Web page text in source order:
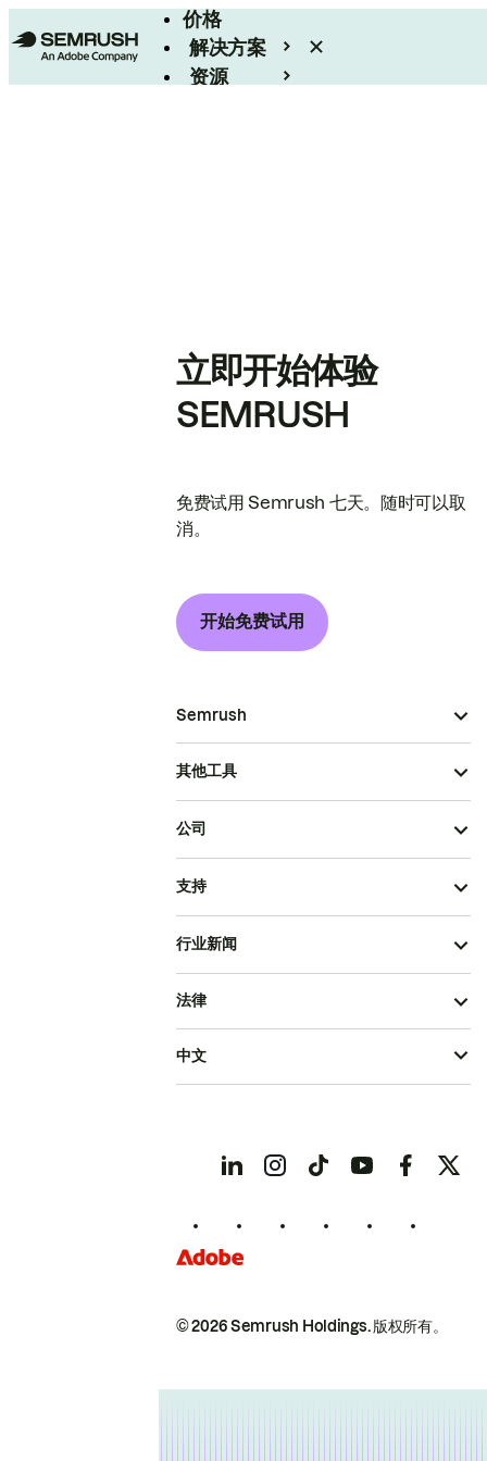
价格
解决方案
资源
立即开始体验
SEMRUSH
免费试用 Semrush 七天。随时可以取
消。
开始免费试用
Semrush
其他工具
公司
支持
行业新闻
© 2026 Semrush Holdings.版权所有。
法律
中文